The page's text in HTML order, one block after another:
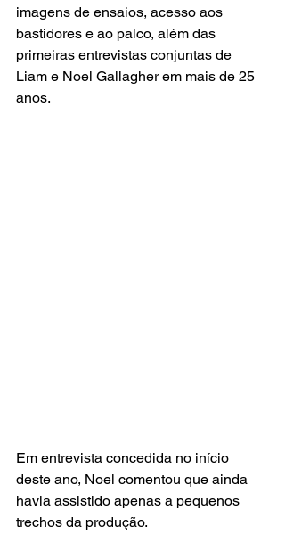
imagens de ensaios, acesso aos
bastidores e ao palco, além das
primeiras entrevistas conjuntas de
Liam e Noel Gallagher em mais de 25
anos.
Em entrevista concedida no início
deste ano, Noel comentou que ainda
havia assistido apenas a pequenos
trechos da produção.